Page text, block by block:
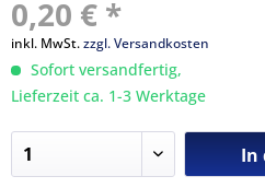
0,20 € *
inkl. MwSt.zzgl. Versandkosten
Sofort versandfertig,
Lieferzeit ca. 1-3 Werktage
In